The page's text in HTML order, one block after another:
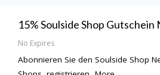
15% Soulside Shop
No Expires
Abonnieren Sie den Soulside Shop